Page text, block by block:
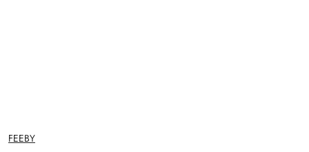
NAZWA
PRODUCENTA:
FEEBY